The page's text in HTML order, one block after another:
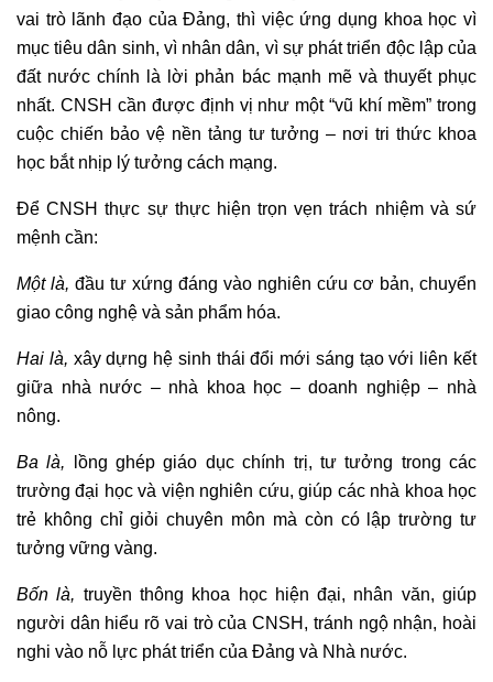
vai trò lãnh đạo của Đảng, thì việc ứng dụng khoa học vì
mục tiêu dân sinh, vì nhân dân, vì sự phát triển độc lập của
đất nước chính là lời phản bác mạnh mẽ và thuyết phục
nhất. CNSH cần được định vị như một “vũ khí mềm” trong
cuộc chiến bảo vệ nền tảng tư tưởng – nơi tri thức khoa
học bắt nhịp lý tưởng cách mạng.
Để CNSH thực sự thực hiện trọn vẹn trách nhiệm và sứ
mệnh cần:
Một là, đầu tư xứng đáng vào nghiên cứu cơ bản, chuyển
giao công nghệ và sản phẩm hóa.
Hai là, xây dựng hệ sinh thái đổi mới sáng tạo với liên kết
giữa nhà nước – nhà khoa học – doanh nghiệp – nhà
nông.
Ba là, lồng ghép giáo dục chính trị, tư tưởng trong các
trường đại học và viện nghiên cứu, giúp các nhà khoa học
trẻ không chỉ giỏi chuyên môn mà còn có lập trường tư
tưởng vững vàng.
Bốn là, truyền thông khoa học hiện đại, nhân văn, giúp
người dân hiểu rõ vai trò của CNSH, tránh ngộ nhận, hoài
nghi vào nỗ lực phát triển của Đảng và Nhà nước.